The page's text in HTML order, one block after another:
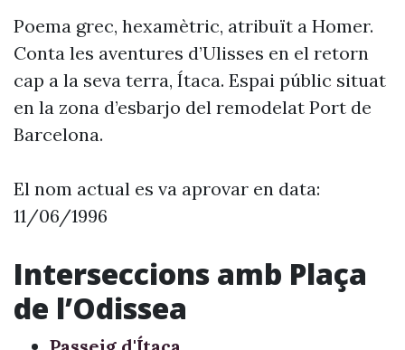
Poema grec, hexamètric, atribuït a Homer.
Conta les aventures d’Ulisses en el retorn
cap a la seva terra, Ítaca. Espai públic situat
en la zona d’esbarjo del remodelat Port de
Barcelona.
El nom actual es va aprovar en data:
11/06/1996
Interseccions amb Plaça
de l’Odissea